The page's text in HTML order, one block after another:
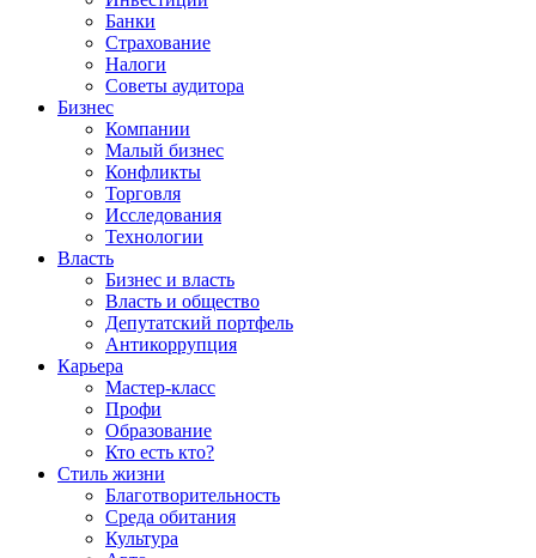
Банки
Страхование
Налоги
Советы аудитора
Бизнес
Компании
Малый бизнес
Конфликты
Торговля
Исследования
Технологии
Власть
Бизнес и власть
Власть и общество
Депутатский портфель
Антикоррупция
Карьера
Мастер-класс
Профи
Образование
Кто есть кто?
Стиль жизни
Благотворительность
Среда обитания
Культура